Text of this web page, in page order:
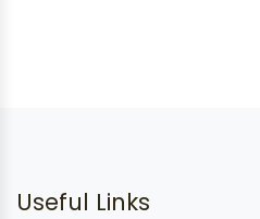
Useful Links